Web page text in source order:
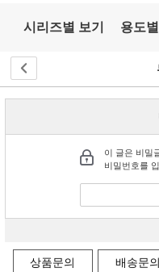
시리즈별 보기 용도
이 글은 비밀
비밀번호를
상품문의 배송문의